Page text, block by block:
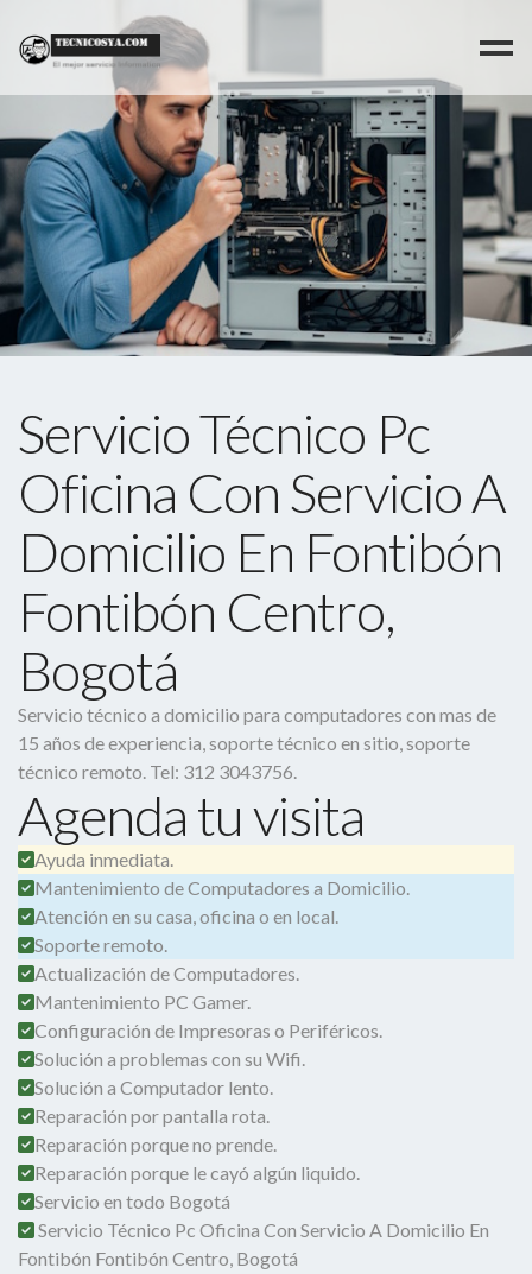
Servicio Técnico Pc
Oficina Con Servicio A
Domicilio En Fontibón
Fontibón Centro,
Bogotá
Servicio técnico a domicilio para computadores con mas de
15 años de experiencia, soporte técnico en sitio, soporte
técnico remoto. Tel: 312 3043756.
Agenda tu visita
Ayuda inmediata.
Mantenimiento de Computadores a Domicilio.
Atención en su casa, oficina o en local.
Soporte remoto.
Actualización de Computadores.
Mantenimiento PC Gamer.
Configuración de Impresoras o Periféricos.
Solución a problemas con su Wifi.
Solución a Computador lento.
Reparación por pantalla rota.
Reparación porque no prende.
Reparación porque le cayó algún liquido.
Servicio en todo Bogotá
Servicio Técnico Pc Oficina Con Servicio A Domicilio En
Fontibón Fontibón Centro, Bogotá